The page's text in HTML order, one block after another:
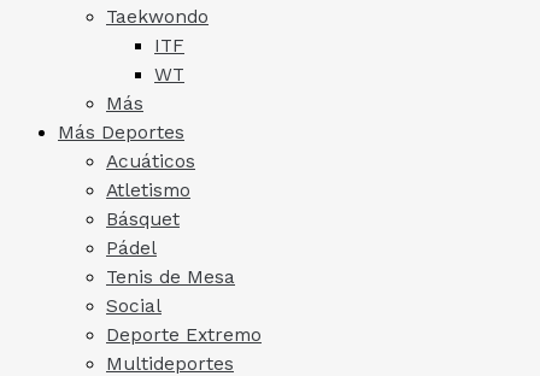
Taekwondo
ITF
WT
Más
Más Deportes
Acuáticos
Atletismo
Básquet
Pádel
Tenis de Mesa
Social
Deporte Extremo
Multideportes